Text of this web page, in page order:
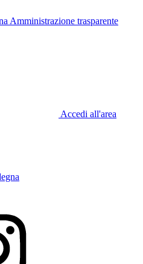
Amministrazione trasparente
Accedi all'area